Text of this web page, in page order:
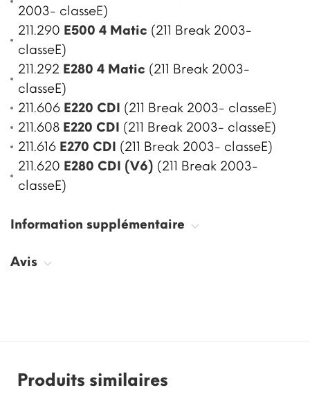
2003- classeE)
211.290 E500 4 Matic (211 Break 2003-
classeE)
211.292 E280 4 Matic (211 Break 2003-
classeE)
211.606 E220 CDI (211 Break 2003- classeE)
211.608 E220 CDI (211 Break 2003- classeE)
211.616 E270 CDI (211 Break 2003- classeE)
211.620 E280 CDI (V6) (211 Break 2003-
classeE)
Information supplémentaire
Avis
Produits similaires